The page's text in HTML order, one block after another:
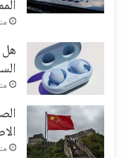
منذ
منذ
منذ